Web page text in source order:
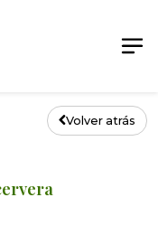
Volver atrás